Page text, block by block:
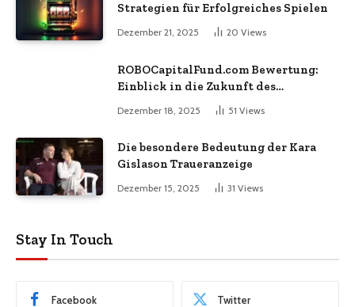
Strategien für Erfolgreiches Spielen
Dezember 21, 2025 20 Views
ROBOCapitalFund.com Bewertung:
Einblick in die Zukunft des
automatisierten Krypto-Handels
Dezember 18, 2025 51 Views
Die besondere Bedeutung der Kara
Gislason Traueranzeige
Dezember 15, 2025 31 Views
Stay In Touch
Facebook Twitter